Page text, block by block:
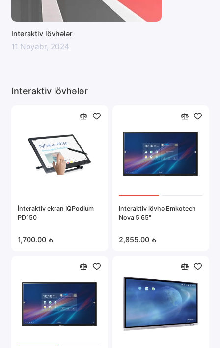
Interaktiv lövhələr
11 Noyabr, 2024
Interaktiv lövhələr
İnteraktiv ekran IQPodium
PD150
1,700.00 ₼
Interaktiv lövhə Emkotech
Nova 5 65"
2,855.00 ₼